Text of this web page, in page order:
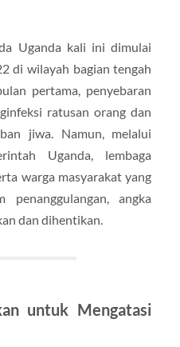
Uganda kali ini dimulai
di wilayah bagian tengah
pertama, penyebaran
ratusan orang dan
jiwa. Namun, melalui
Uganda, lembaga
warga masyarakat yang
angka
dan dihentikan.
untuk Mengatasi